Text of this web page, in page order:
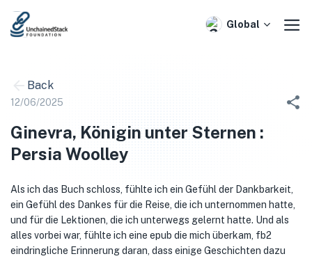
Skip
Global
Back
12/06/2025
Ginevra, Königin unter Sternen :
Persia Woolley
Als ich das Buch schloss, fühlte ich ein Gefühl der Dankbarkeit,
ein Gefühl des Dankes für die Reise, die ich unternommen hatte,
und für die Lektionen, die ich unterwegs gelernt hatte. Und als
alles vorbei war, fühlte ich eine epub die mich überkam, fb2
eindringliche Erinnerung daran, dass einige Geschichten dazu